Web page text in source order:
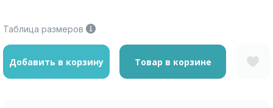
Таблица размеров
Добавить в корзину Товар в корзине